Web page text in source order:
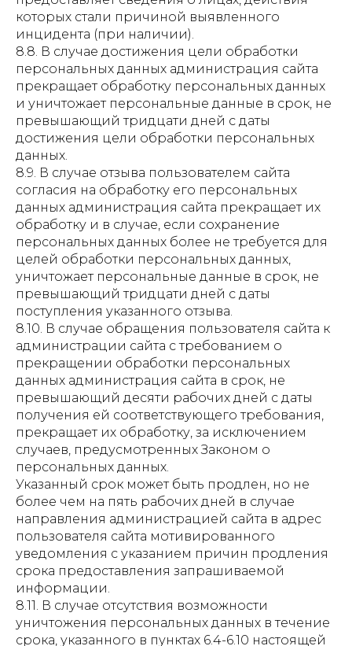
которых стали причиной выявленного
инцидента (при наличии).
8.8. В случае достижения цели обработки
персональных данных администрация сайта
прекращает обработку персональных данных
и уничтожает персональные данные в срок, не
превышающий тридцати дней с даты
достижения цели обработки персональных
данных.
8.9. В случае отзыва пользователем сайта
согласия на обработку его персональных
данных администрация сайта прекращает их
обработку и в случае, если сохранение
персональных данных более не требуется для
целей обработки персональных данных,
уничтожает персональные данные в срок, не
превышающий тридцати дней с даты
поступления указанного отзыва.
8.10. В случае обращения пользователя сайта к
администрации сайта с требованием о
прекращении обработки персональных
данных администрация сайта в срок, не
превышающий десяти рабочих дней с даты
получения ей соответствующего требования,
прекращает их обработку, за исключением
случаев, предусмотренных Законом о
персональных данных.
Указанный срок может быть продлен, но не
более чем на пять рабочих дней в случае
направления администрацией сайта в адрес
пользователя сайта мотивированного
уведомления с указанием причин продления
срока предоставления запрашиваемой
информации.
8.11. В случае отсутствия возможности
уничтожения персональных данных в течение
срока, указанного в пунктах 6.4-6.10 настоящей